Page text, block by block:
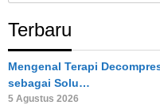
Terbaru
Mengenal Terapi
sebagai Solu…
5 Agustus 2026